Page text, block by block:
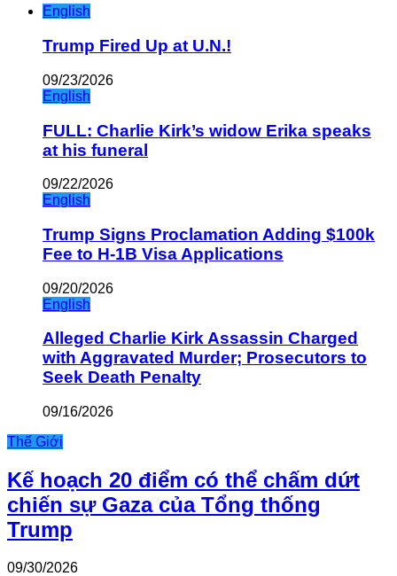
English
Trump Fired Up at U.N.!
09/23/2026
English
FULL: Charlie Kirk’s widow Erika speaks
at his funeral
09/22/2026
English
Trump Signs Proclamation Adding $100k
Fee to H-1B Visa Applications
09/20/2026
English
Alleged Charlie Kirk Assassin Charged
with Aggravated Murder; Prosecutors to
Seek Death Penalty
09/16/2026
Thế Giới
Kế hoạch 20 điểm có thể chấm dứt
chiến sự Gaza của Tổng thống
Trump
09/30/2026